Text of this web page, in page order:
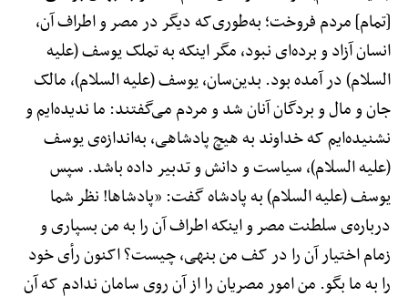
[تمام] مردم فروخت؛ به‌طوری‌که دیگر در مصر و اطراف آن،
انسان آزاد و برده‌ای نبود، مگر اینکه به تملک یوسف (علیه
السلام) در آمده بود. بدین‌سان، یوسف (علیه السلام)، مالک
جان و مال و بردگان آنان شد و مردم می‌گفتند: ما ندیده‌ایم و
نشنیده‌ایم که خداوند به هیچ پادشاهی، به‌اندازه‌ی یوسف
(علیه السلام)، سیاست و دانش و تدبیر داده باشد. سپس
یوسف (علیه السلام) به پادشاه گفت: «پادشاها! نظر شما
درباره‌ی سلطنت مصر و اینکه اطراف آن را به من بسپاری و
زمام اختیار آن را در کف من بنهی، چیست؟ اکنون رأی خود
را به ما بگو. من امور مصریان را از آن روی سامان ندادم که آن